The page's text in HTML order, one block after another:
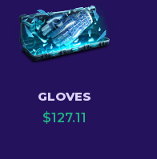
GLOVES
$127.11